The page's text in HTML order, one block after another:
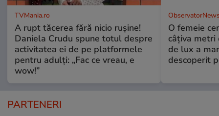
TVMania.ro
A rupt tăcerea fără nicio rușine!
Daniela Crudu spune totul despre
activitatea ei de pe platformele
pentru adulți: „Fac ce vreau, e
wow!”
O femeie
câţiva metri
de lux a
descoperit
PARTENERI